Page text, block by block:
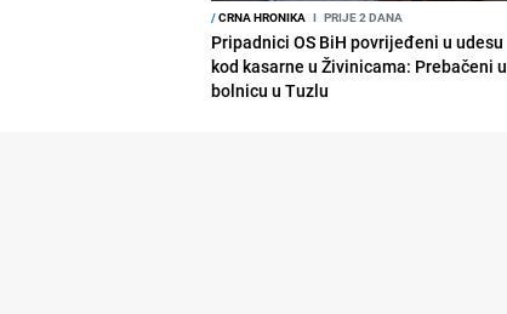
/CRNA HRONIKA I PRIJE 2 DANA
Pripadnici OS BiH povrijeđeni u udesu
kod kasarne u Živinicama: Prebačeni u
bolnicu u Tuzlu